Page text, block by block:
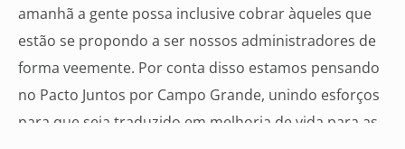
amanhã a gente possa inclusive cobrar àqueles que
estão se propondo a ser nossos administradores de
forma veemente. Por conta disso estamos pensando
no Pacto Juntos por Campo Grande, unindo esforços
para que seja traduzido em melhoria de vida para as